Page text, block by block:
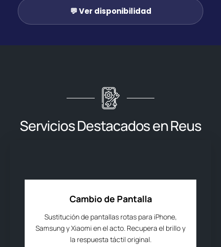
💬 Ver disponibilidad
Servicios Destacados en Reus
Cambio de Pantalla
Sustitución de pantallas rotas para iPhone,
Samsung y Xiaomi en el acto. Recupera el brillo y
la respuesta táctil original.